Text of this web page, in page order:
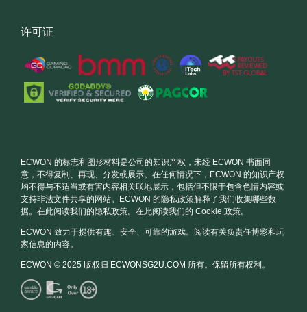
许可证
ECWON 的标志和图形材料是公司的知识产权，未经 ECWON 书面同
意，不得复制、再现、分发或展示。在任何情况下，ECWON 的知识产权
均不得与不适当或有害内容相关联地展示，包括但不限于包含色情内容或
支持非法文件共享的网站。ECWON 的隐私政策解释了我们收集哪些数
据。在此阅读我们的隐私政策。在此阅读我们的 Cookie 政策。
ECWON 致力于提供有趣、安全、可靠的游戏。阅读有关负责任博彩和玩
家信息的内容。
ECWON © 2025 版权归 ECWONSG2U.COM 所有。保留所有权利。